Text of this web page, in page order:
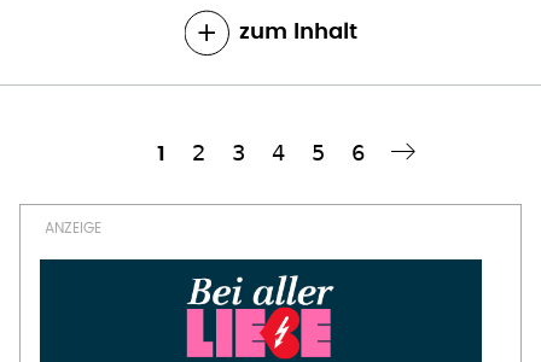
zum Inhalt
Aktuelle
1 Seite
2 Seite
3 Seite
4 Seite
5 Seite
6
Nächste Seite ››